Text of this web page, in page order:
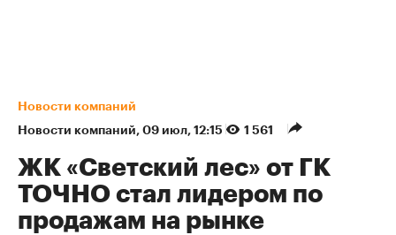
Новости компаний
Новости компаний⁠, 09 июл, 12:15 1 561
ЖК «Светский лес» от ГК
ТОЧНО стал лидером по
продажам на рынке